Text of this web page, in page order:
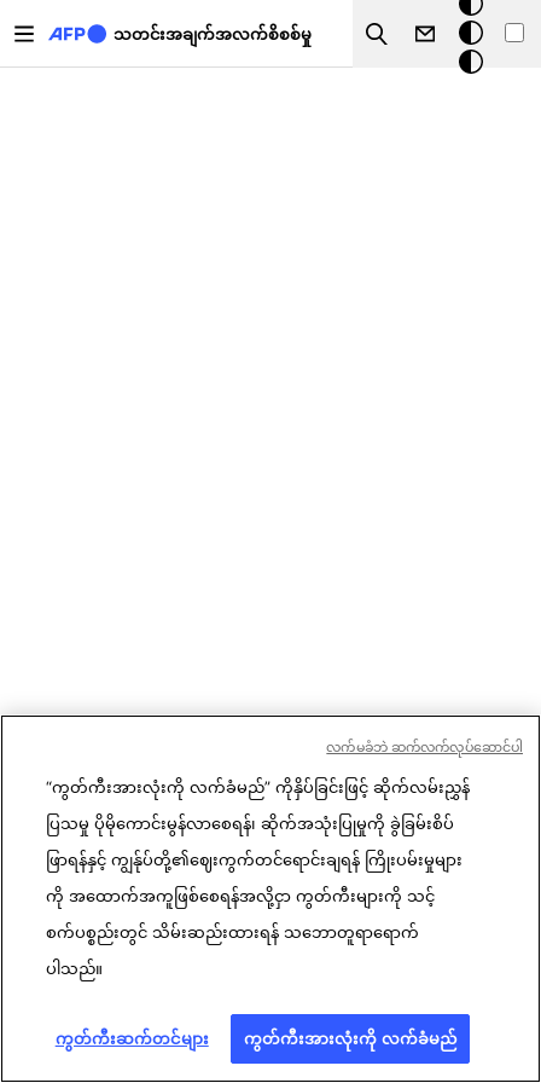
သတင်းအချက်အလက်စိစစ်မှု
Search
မှောင်
မုဒ်
“ကွတ်ကီးအားလုံးကို လက်ခံမည်” ကိုနှိပ်ခြင်းဖြင့် ဆိုက်လမ်းညွှန်
ပြသမှု ပိုမိုကောင်းမွန်လာစေရန်၊ ဆိုက်အသုံးပြုမှုကို ခွဲခြမ်းစိပ်
ဖြာရန်နှင့် ကျွန်ုပ်တို့၏ဈေးကွက်တင်ရောင်းချရန် ကြိုးပမ်းမှုများ
ကို အထောက်အကူဖြစ်စေရန်အလို့ငှာ ကွတ်ကီးများကို သင့်
စက်ပစ္စည်းတွင် သိမ်းဆည်းထားရန် သဘောတူရာရောက်
ပါသည်။
ကွတ်ကီးဆက်တင်များ ကွတ်ကီးအားလုံးကို လက်ခံမည်
လက်မခံဘဲ ဆက်လက်လုပ်ဆောင်ပါ